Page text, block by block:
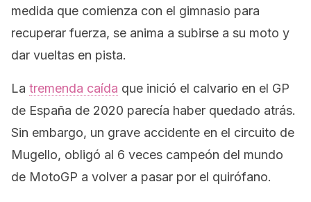
medida que comienza con el gimnasio para
recuperar fuerza, se anima a subirse a su moto y
dar vueltas en pista.
La tremenda caída que inició el calvario en el GP
de España de 2020 parecía haber quedado atrás.
Sin embargo, un grave accidente en el circuito de
Mugello, obligó al 6 veces campeón del mundo
de MotoGP a volver a pasar por el quirófano.